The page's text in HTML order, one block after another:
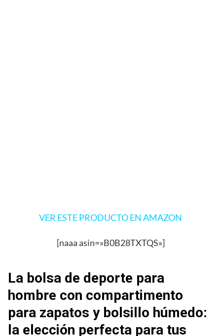
VER ESTE PRODUCTO EN AMAZON
[naaa asin=»B0B28TXTQS»]
La bolsa de deporte para
hombre con compartimento
para zapatos y bolsillo húmedo:
la elección perfecta para tus